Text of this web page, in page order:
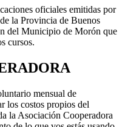
oficiales emitidas por
la Provincia de Buenos
del Municipio de Morón que
cursos.
mensual de
los costos propios del
la Asociación Cooperadora